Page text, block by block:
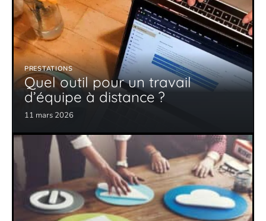
PRESTATIONS
Quel outil pour un travail
d’équipe à distance ?
11 mars 2026